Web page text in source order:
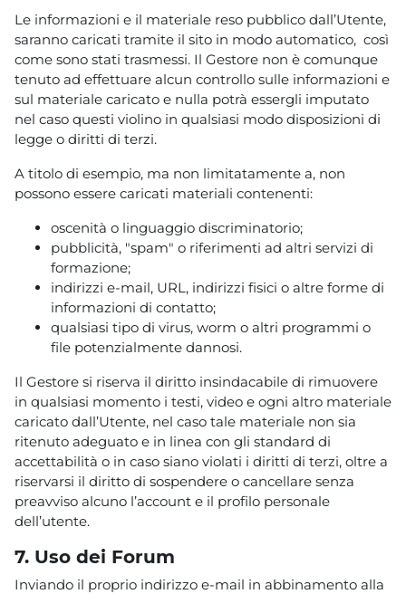
Le informazioni e il materiale reso pubblico dall’Utente,
saranno caricati tramite il sito in modo automatico, così
come sono stati trasmessi. Il Gestore non è comunque
tenuto ad effettuare alcun controllo sulle informazioni e
sul materiale caricato e nulla potrà essergli imputato
nel caso questi violino in qualsiasi modo disposizioni di
legge o diritti di terzi.
A titolo di esempio, ma non limitatamente a, non
possono essere caricati materiali contenenti:
oscenità o linguaggio discriminatorio;
pubblicità, "spam" o riferimenti ad altri servizi di
formazione;
indirizzi e-mail, URL, indirizzi fisici o altre forme di
informazioni di contatto;
qualsiasi tipo di virus, worm o altri programmi o
file potenzialmente dannosi.
Il Gestore si riserva il diritto insindacabile di rimuovere
in qualsiasi momento i testi, video e ogni altro materiale
caricato dall’Utente, nel caso tale materiale non sia
ritenuto adeguato e in linea con gli standard di
accettabilità o in caso siano violati i diritti di terzi, oltre a
riservarsi il diritto di sospendere o cancellare senza
preavviso alcuno l’account e il profilo personale
dell’utente.
7. Uso dei Forum
Inviando il proprio indirizzo e-mail in abbinamento alla